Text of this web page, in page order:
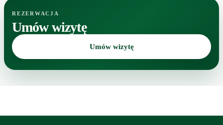
REZERWACJA
Umów wizytę
Umów wizytę